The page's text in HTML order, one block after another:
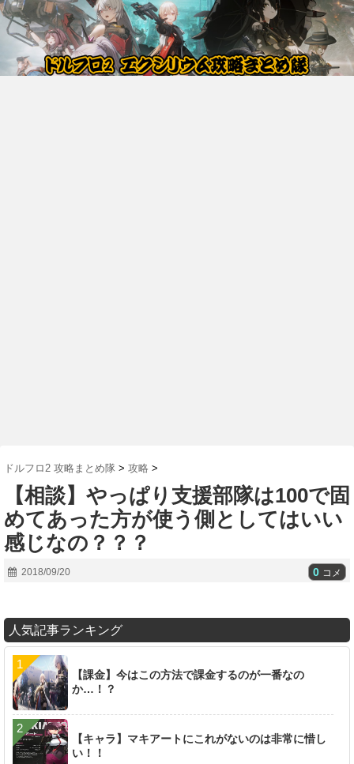
ドルフロ2 攻略まとめ隊 > 攻略 >
【相談】やっぱり支援部隊は100で固
めてあった方が使う側としてはいい
感じなの？？？
2018/09/20 0 コメ
人気記事ランキング
【課金】今はこの方法で課金するのが一番なの
か…！？
【キャラ】マキアートにこれがないのは非常に惜し
い！！